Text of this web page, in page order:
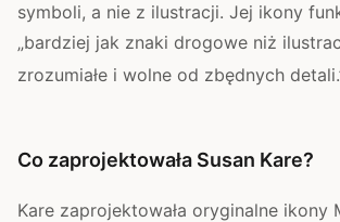
symboli, a nie z ilustracji. Jej ikony
„bardziej jak znaki drogowe niż
zrozumiałe i wolne od zbędnych
Co zaprojektowała Susan Kare?
Kare zaprojektowała oryginalne ikony